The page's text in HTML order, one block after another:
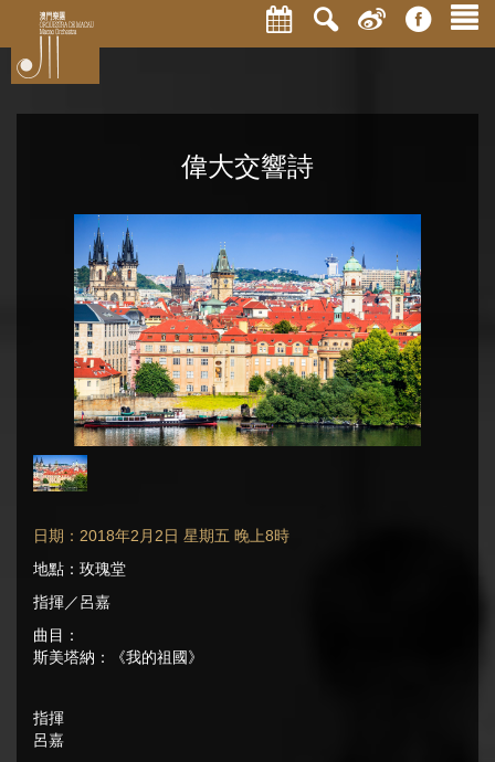
偉大交響詩
日期：2018年2月2日 星期五 晚上8時
地點：玫瑰堂
指揮／呂嘉
曲目：
斯美塔納：《我的祖國》
指揮
呂嘉